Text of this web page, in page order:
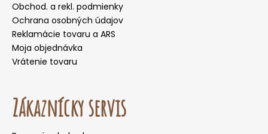
Obchod. a rekl. podmienky
Ochrana osobných údajov
Reklamácie tovaru a ARS
Moja objednávka
Vrátenie tovaru
Zákaznícky servis